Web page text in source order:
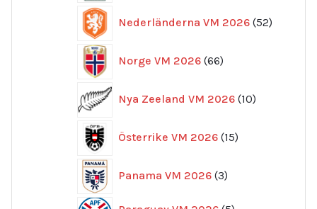
Nederländerna VM 2026 52
Norge VM 2026 66
produkter
Nya Zeeland VM 2026 10
produkter
Österrike VM 2026 15
produkter
Panama VM 2026 3
produkter
5